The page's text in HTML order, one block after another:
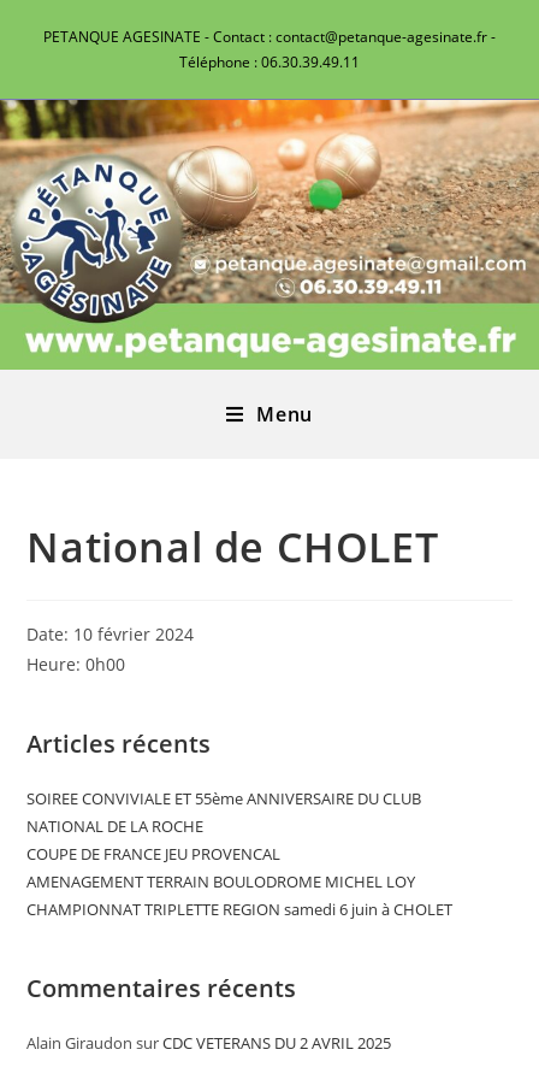
PETANQUE AGESINATE - Contact : contact@petanque-agesinate.fr -
Téléphone : 06.30.39.49.11
Menu
National de CHOLET
Date: 10 février 2024
Heure:0h00
Articles récents
SOIREE CONVIVIALE ET 55ème ANNIVERSAIRE DU CLUB
NATIONAL DE LA ROCHE
COUPE DE FRANCE JEU PROVENCAL
AMENAGEMENT TERRAIN BOULODROME MICHEL LOY
CHAMPIONNAT TRIPLETTE REGION samedi 6 juin à CHOLET
Commentaires récents
Alain Giraudon surCDC VETERANS DU 2 AVRIL 2025